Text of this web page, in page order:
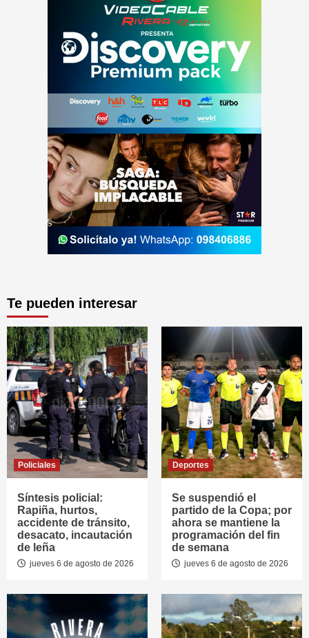
Te pueden interesar
Policiales
Síntesis policial:
Rapiña, hurtos,
accidente de tránsito,
desacato, incautación
de leña
jueves 6 de agosto de 2026
Deportes
Se suspendió el
partido de la Copa; por
ahora se mantiene la
programación del fin
de semana
jueves 6 de agosto de 2026